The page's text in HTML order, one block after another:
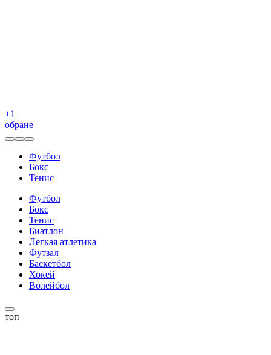
+1
обране
Футбол
Бокс
Тенис
Футбол
Бокс
Тенис
Биатлон
Легкая атлетика
Футзал
Баскетбол
Хокей
Волейбол
топ